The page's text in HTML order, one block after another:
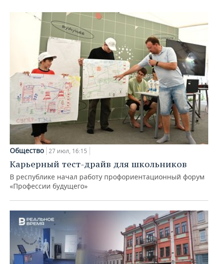
Общество 27 июл, 16:15
Карьерный тест-драйв для школьников
В республике начал работу профориентационный форум
«Профессии будущего»